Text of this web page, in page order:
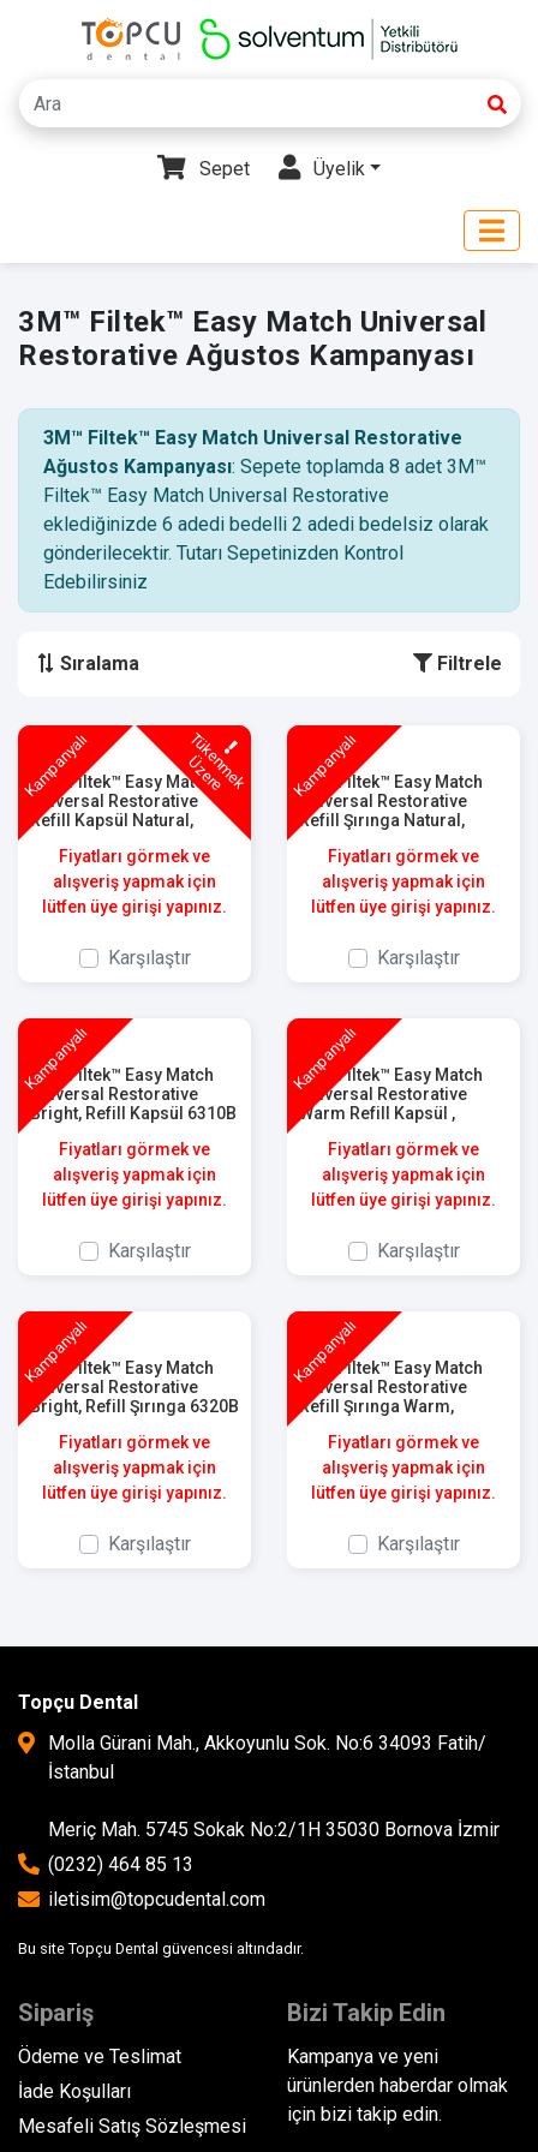
Sepet Üyelik
3M™ Filtek™ Easy Match Universal
Restorative Ağustos Kampanyası
3M™ Filtek™ Easy Match Universal Restorative
Ağustos Kampanyası: Sepete toplamda 8 adet 3M™
Filtek™ Easy Match Universal Restorative
eklediğinizde 6 adedi bedelli 2 adedi bedelsiz olarak
gönderilecektir. Tutarı Sepetinizden Kontrol
Edebilirsiniz
Sıralama Filtrele
Kampanyalı T
ü
k
e
n
m
e
k
Ü
z
e
r
e
3M™ Filtek™ Easy Match
Universal Restorative
Refill Kapsül Natural,
Fiyatları görmek ve
alışveriş yapmak için
lütfen üye girişi yapınız.
Karşılaştır
Kampanyalı
3M™ Filtek™ Easy Match
Universal Restorative
Refill Şırınga Natural,
Fiyatları görmek ve
alışveriş yapmak için
lütfen üye girişi yapınız.
Karşılaştır
Kampanyalı
3M™ Filtek™ Easy Match
Universal Restorative
Bright, Refill Kapsül 6310B
Fiyatları görmek ve
alışveriş yapmak için
lütfen üye girişi yapınız.
Karşılaştır
Kampanyalı
3M™ Filtek™ Easy Match
Universal Restorative
Warm Refill Kapsül ,
Fiyatları görmek ve
alışveriş yapmak için
lütfen üye girişi yapınız.
Karşılaştır
Kampanyalı
3M™ Filtek™ Easy Match
Universal Restorative
Bright, Refill Şırınga 6320B
Fiyatları görmek ve
alışveriş yapmak için
lütfen üye girişi yapınız.
Karşılaştır
Kampanyalı
3M™ Filtek™ Easy Match
Universal Restorative
Refill Şırınga Warm,
Fiyatları görmek ve
alışveriş yapmak için
lütfen üye girişi yapınız.
Karşılaştır
Topçu Dental
Molla Gürani Mah., Akkoyunlu Sok. No:6 34093 Fatih/
İstanbul
Meriç Mah. 5745 Sokak No:2/1H 35030 Bornova İzmir
(0232) 464 85 13
iletisim@topcudental.com
Bu site Topçu Dental güvencesi altındadır.
Sipariş
Ödeme ve Teslimat
İade Koşulları
Mesafeli Satış Sözleşmesi
Bizi Takip Edin
Kampanya ve yeni
ürünlerden haberdar olmak
için bizi takip edin.